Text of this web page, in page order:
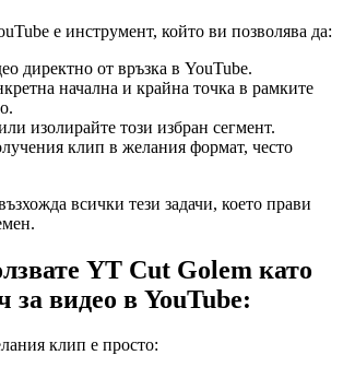
е инструмент, който ви позволява да:
директно от връзка в YouTube.
начална и крайна точка в рамките
изолирайте този избран сегмент.
клип в желания формат, често
всички тези задачи, което прави
YT Cut Golem като
за видео в YouTube:
клип е просто: